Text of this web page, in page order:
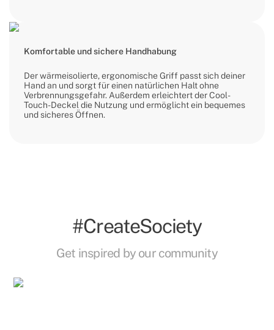
Komfortable und sichere Handhabung
Der wärmeisolierte, ergonomische Griff passt sich deiner
Hand an und sorgt für einen natürlichen Halt ohne
Verbrennungsgefahr. Außerdem erleichtert der Cool-
Touch-Deckel die Nutzung und ermöglicht ein bequemes
und sicheres Öffnen.
#CreateSociety
Get inspired by our community